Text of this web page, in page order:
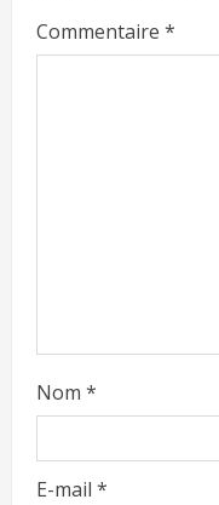
Commentaire *
Nom *
E-mail *